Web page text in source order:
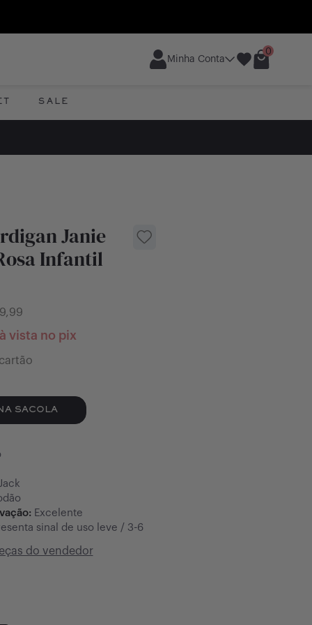
Minha Conta
0
SALE
Janie
Infantil
à vista no pix
SACOLA
Excelente
sinal de uso leve / 3-6
do vendedor